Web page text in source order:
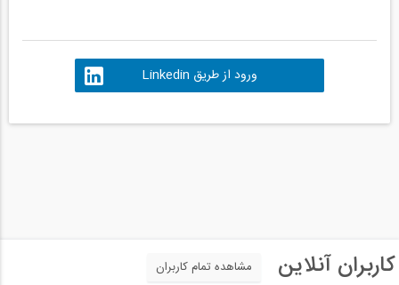
ورود از طریق Linkedin
کاربران آنلاین مشاهده تمام کاربران